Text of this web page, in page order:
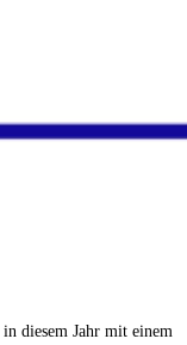
diesem Jahr mit einem